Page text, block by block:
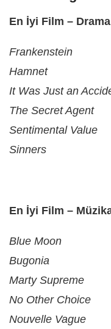
En İyi Film – Drama
Frankenstein
Hamnet
It Was Just an
The Secret Agent
Sentimental Value
Sinners
En İyi Film –
Blue Moon
Bugonia
Marty Supreme
No Other Choice
Nouvelle Vague